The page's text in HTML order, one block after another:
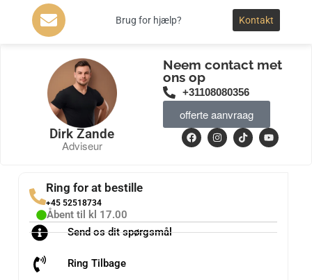
Brug for hjælp? Kontakt
Neem contact met
ons op
+31108080356
offerte aanvraag
Dirk Zande
Adviseur
Ring for at bestille
+45 52518734
Åbent til kl 17.00
Send os dit spørgsmål
Ring Tilbage